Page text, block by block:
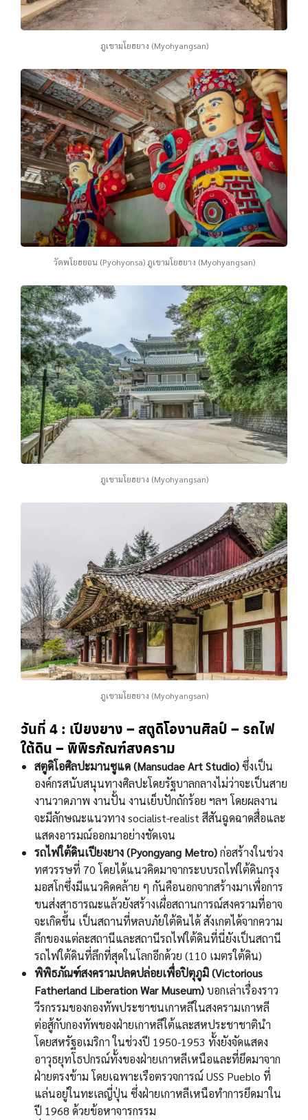
ภูเขามโยฮยาง (Myohyangsan)
วัดพโยฮยอน (Pyohyonsa) ภูเขามโยฮยาง (Myohyangsan)
ภูเขามโยฮยาง (Myohyangsan)
ภูเขามโยฮยาง (Myohyangsan)
วันที่ 4 : เปียงยาง – สตูดิโองานศิลป์ – รถไฟ
ใต้ดิน – พิพิธภัณฑ์สงคราม
สตูดิโอศิลปะมานซูแด (Mansudae Art Studio)ซึ่งเป็น
องค์กรสนับสนุนทางศิลปะโดยรัฐบาลกลางไม่ว่าจะเป็นสาย
งานวาดภาพ งานปั้น งานเย็บปักถักร้อย ฯลฯ โดยผลงาน
จะมีลักษณะแนวทาง socialist-realist สีสันฉูดฉาดสื่อและ
แสดงอารมณ์ออกมาอย่างชัดเจน
รถไฟใต้ดินเปียงยาง (Pyongyang Metro)ก่อสร้างในช่วง
ทศวรรษที่ 70 โดยได้แนวคิดมาจากระบบรถไฟใต้ดินกรุง
มอสโกซึ่งมีแนวคิดคล้าย ๆ กันคือนอกจากสร้างมาเพื่อการ
ขนส่งสาธารณะแล้วยังสร้างเผื่อสถานการณ์สงครามที่อาจ
จะเกิดขึ้น เป็นสถานที่หลบภัยใต้ดินได้ สังเกตได้จากความ
ลึกของแต่ละสถานีและสถานีรถไฟใต้ดินที่นี่ยังเป็นสถานี
รถไฟใต้ดินที่ลึกที่สุดในโลกอีกด้วย (110 เมตรใต้ดิน)
พิพิธภัณฑ์สงครามปลดปล่อยเพื่อปิตุภูมิ (Victorious
Fatherland Liberation War Museum)บอกเล่าเรื่องราว
วีรกรรมของกองทัพประชาชนเกาหลีในสงครามเกาหลี
ต่อสู้กับกองทัพของฝ่ายเกาหลีใต้และสหประชาชาตินำ
โดยสหรัฐอเมริกา ในช่วงปี 1950-1953 ทั้งยังจัดแสดง
อาวุธยุทโธปกรณ์ทั้งของฝ่ายเกาหลีเหนือและที่ยึดมาจาก
ฝ่ายตรงข้าม โดยเฉพาะเรือตรวจการณ์ USS Pueblo ที่
แล่นอยู่ในทะเลญี่ปุ่น ซึ่งฝ่ายเกาหลีเหนือทำการยึดมาใน
ปี 1968 ด้วยข้อหาจารกรรม